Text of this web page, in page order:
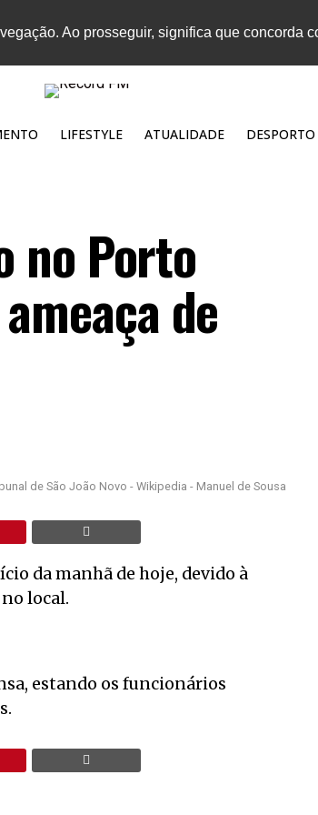
Ao prosseguir, significa que concorda
LIFESTYLE ATUALIDADE DESPORTO
no Porto
de
de São João Novo - Wikipedia - Manuel de Sousa
da manhã de hoje, devido à
local.
estando os funcionários